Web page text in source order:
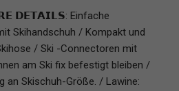
𝗗𝗘𝗧𝗔𝗜𝗟𝗦: Einfache
Skihandschuh / Kompakt und
/ Ski -Connectoren mit
am Ski fix befestigt bleiben /
an Skischuh-Größe. / Lawine: